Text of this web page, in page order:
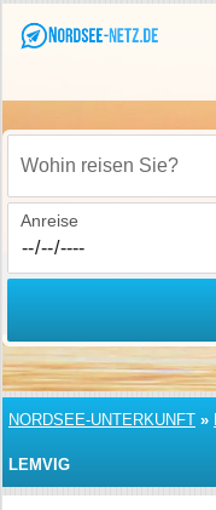
Wohin reisen Sie?
Anreise
NORDSEE-UNTERKUNFT »
LEMVIG